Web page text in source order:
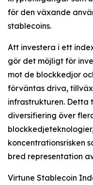
för den växande
stablecoins.
Att investera i ett
gör det möjligt för
mot de blockkedjor
förväntas driva,
infrastrukturen.
diversifiering över
koncentrationsrisken
bred representation
Virtune Stablecoin